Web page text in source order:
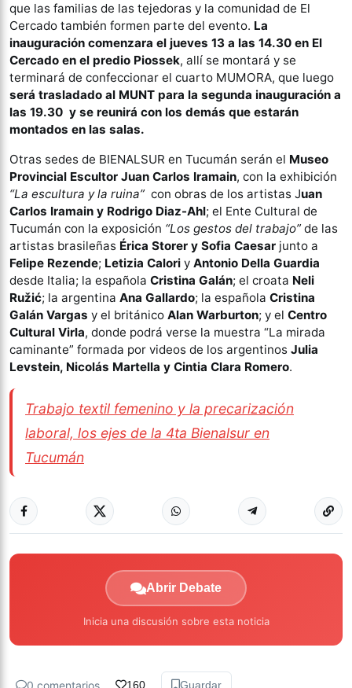
que las familias de las tejedoras y la comunidad de El
Cercado también formen parte del evento. La
inauguración comenzara el jueves 13 a las 14.30 en El
Cercado en el predio Piossek, allí se montará y se
terminará de confeccionar el cuarto MUMORA, que luego
será trasladado al MUNT para la segunda inauguración a
las 19.30 y se reunirá con los demás que estarán
montados en las salas.
Otras sedes de BIENALSUR en Tucumán serán el Museo
Provincial Escultor Juan Carlos Iramain, con la exhibición
“La escultura y la ruina” con obras de los artistas Juan
Carlos Iramain y Rodrigo Diaz-Ahl; el Ente Cultural de
Tucumán con la exposición “Los gestos del trabajo” de las
artistas brasileñas Érica Storer y Sofia Caesar junto a
Felipe Rezende; Letizia Calori y Antonio Della Guardia
desde Italia; la española Cristina Galán; el croata Neli
Ružić; la argentina Ana Gallardo; la española Cristina
Galán Vargas y el británico Alan Warburton; y el Centro
Cultural Virla, donde podrá verse la muestra “La mirada
caminante” formada por videos de los argentinos Julia
Levstein, Nicolás Martella y Cintia Clara Romero.
Trabajo textil femenino y la precarización
laboral, los ejes de la 4ta Bienalsur en
Tucumán
Abrir Debate
Inicia una discusión sobre esta noticia
0 comentarios 160 Guardar